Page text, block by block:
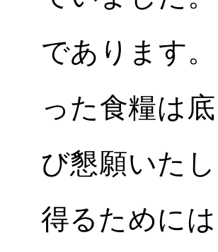
であります
った食糧は
び懇願いた
得るために